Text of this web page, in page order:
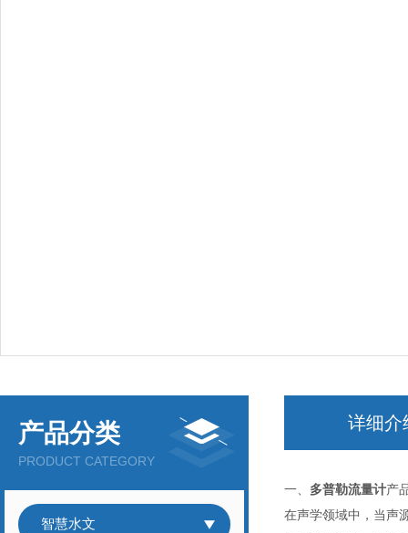
产品分类
PRODUCT CATEGORY
智慧水文
详细介
一、 多普勒流量计产
在声学领域中，当声